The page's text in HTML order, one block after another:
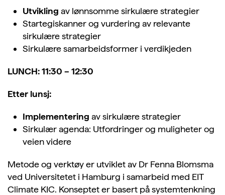
Utvikling av lønnsomme sirkulære strategier
Startegiskanner og vurdering av relevante
sirkulære strategier
Sirkulære samarbeidsformer i verdikjeden
LUNCH: 11:30 – 12:30
Etter lunsj:
Implementering av sirkulære strategier
Sirkulær agenda: Utfordringer og muligheter og
veien videre
Metode og verktøy er utviklet av Dr Fenna Blomsma
ved Universitetet i Hamburg i samarbeid med EIT
Climate KIC. Konseptet er basert på systemtenkning